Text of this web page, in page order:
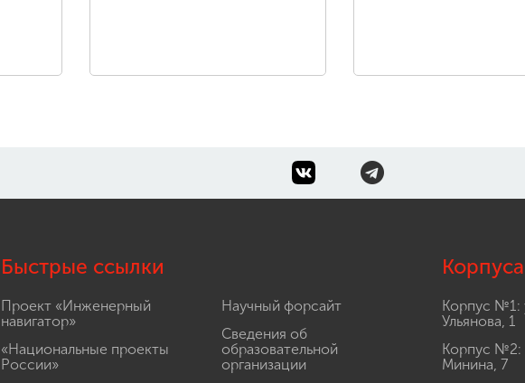
Быстрые ссылки
Проект «Инженерный
навигатор»
«Национальные проекты
России»
Научный форсайт
Сведения об
образовательной
организации
Корпуса
Корпус №1:
Ульянова, 1
Корпус №2:
Минина, 7